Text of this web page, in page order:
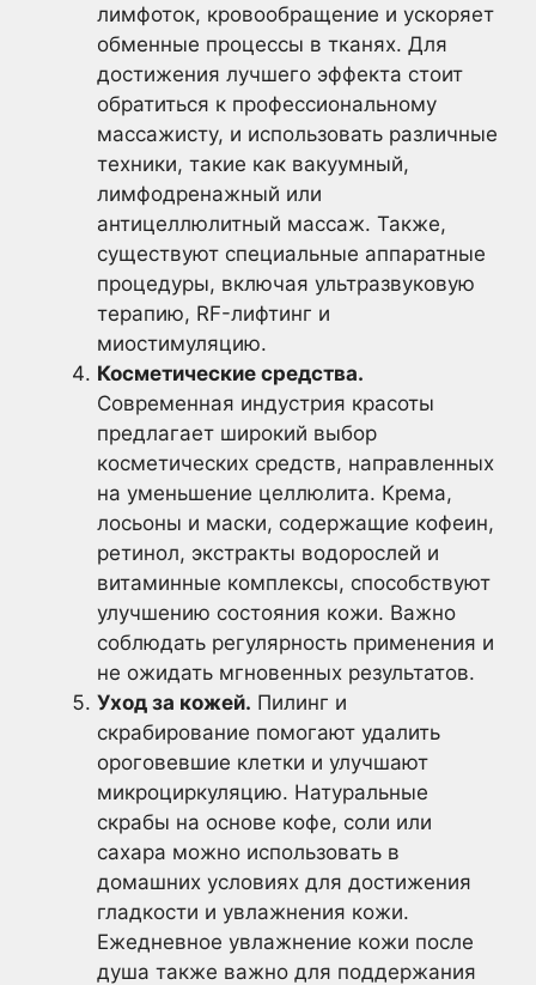
лимфоток, кровообращение и ускоряет
обменные процессы в тканях. Для
достижения лучшего эффекта стоит
обратиться к профессиональному
массажисту, и использовать различные
техники, такие как вакуумный,
лимфодренажный или
антицеллюлитный массаж. Также,
существуют специальные аппаратные
процедуры, включая ультразвуковую
терапию, RF-лифтинг и
миостимуляцию.
Косметические средства.
Современная индустрия красоты
предлагает широкий выбор
косметических средств, направленных
на уменьшение целлюлита. Крема,
лосьоны и маски, содержащие кофеин,
ретинол, экстракты водорослей и
витаминные комплексы, способствуют
улучшению состояния кожи. Важно
соблюдать регулярность применения и
не ожидать мгновенных результатов.
Уход за кожей. Пилинг и
скрабирование помогают удалить
ороговевшие клетки и улучшают
микроциркуляцию. Натуральные
скрабы на основе кофе, соли или
сахара можно использовать в
домашних условиях для достижения
гладкости и увлажнения кожи.
Ежедневное увлажнение кожи после
душа также важно для поддержания